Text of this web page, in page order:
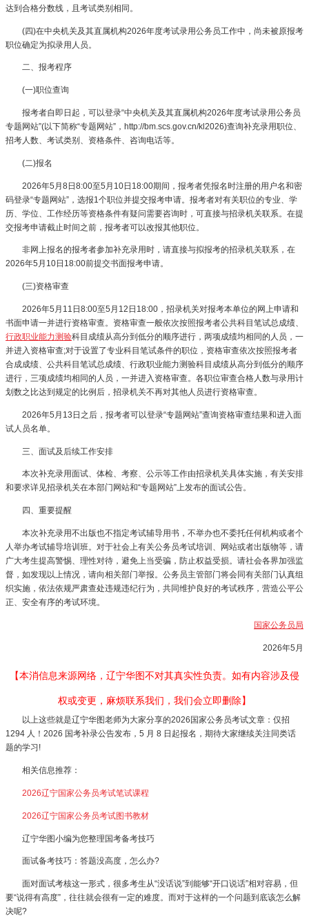
达到合格分数线，且考试类别相同。
(四)在中央机关及其直属机构2026年度考试录用公务员工作中，尚未被原报考
职位确定为拟录用人员。
二、报考程序
(一)职位查询
报考者自即日起，可以登录“中央机关及其直属机构2026年度考试录用公务员
专题网站”(以下简称“专题网站”，http://bm.scs.gov.cn/kl2026)查询补充录用职位、
招考人数、考试类别、资格条件、咨询电话等。
(二)报名
2026年5月8日8:00至5月10日18:00期间，报考者凭报名时注册的用户名和密
码登录“专题网站”，选报1个职位并提交报考申请。报考者对有关职位的专业、学
历、学位、工作经历等资格条件有疑问需要咨询时，可直接与招录机关联系。在提
交报考申请截止时间之前，报考者可以改报其他职位。
非网上报名的报考者参加补充录用时，请直接与拟报考的招录机关联系，在
2026年5月10日18:00前提交书面报考申请。
(三)资格审查
2026年5月11日8:00至5月12日18:00，招录机关对报考本单位的网上申请和
书面申请一并进行资格审查。资格审查一般依次按照报考者公共科目笔试总成绩、
行政职业能力测验科目成绩从高分到低分的顺序进行，两项成绩均相同的人员，一
并进入资格审查;对于设置了专业科目笔试条件的职位，资格审查依次按照报考者
合成成绩、公共科目笔试总成绩、行政职业能力测验科目成绩从高分到低分的顺序
进行，三项成绩均相同的人员，一并进入资格审查。各职位审查合格人数与录用计
划数之比达到规定的比例后，招录机关不再对其他人员进行资格审查。
2026年5月13日之后，报考者可以登录“专题网站”查询资格审查结果和进入面
试人员名单。
三、面试及后续工作安排
本次补充录用面试、体检、考察、公示等工作由招录机关具体实施，有关安排
和要求详见招录机关在本部门网站和“专题网站”上发布的面试公告。
四、重要提醒
本次补充录用不出版也不指定考试辅导用书，不举办也不委托任何机构或者个
人举办考试辅导培训班。对于社会上有关公务员考试培训、网站或者出版物等，请
广大考生提高警惕、理性对待，避免上当受骗，防止权益受损。请社会各界加强监
督，如发现以上情况，请向相关部门举报。公务员主管部门将会同有关部门认真组
织实施，依法依规严肃查处违规违纪行为，共同维护良好的考试秩序，营造公平公
正、安全有序的考试环境。
国家公务员局
2026年5月
【本消信息来源网络，辽宁华图不对其真实性负责。如有内容涉及侵
权或变更，麻烦联系我们，我们会立即删除】
以上这些就是辽宁华图老师为大家分享的2026国家公务员考试文章：仅招
1294 人！2026 国考补录公告发布，5 月 8 日起报名，期待大家继续关注同类话
题的学习!
相关信息推荐：
2026辽宁国家公务员考试笔试课程
2026辽宁国家公务员考试图书教材
辽宁华图小编为您整理国考备考技巧
面试备考技巧：答题没高度，怎么办?
面对面试考核这一形式，很多考生从“没话说”到能够“开口说话”相对容易，但
要“说得有高度”，往往就会很有一定的难度。而对于这样的一个问题到底该怎么解
决呢?